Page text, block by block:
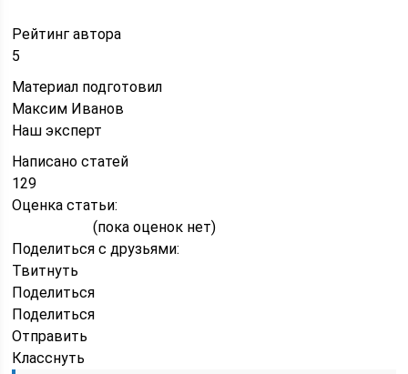
Рейтинг автора
5
Материал подготовил
Максим Иванов
Наш эксперт
Написано статей
129
Оценка статьи:
(пока оценок нет)
Поделиться с друзьями:
Твитнуть
Поделиться
Поделиться
Отправить
Класснуть